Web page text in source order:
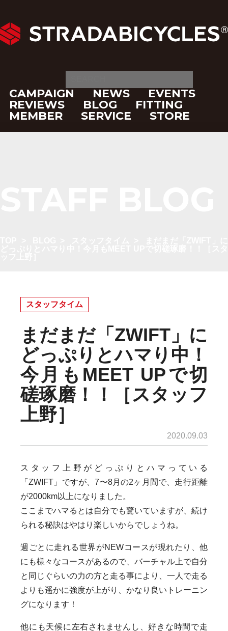
CAMPAIGN NEWS
EVENTS
REVIEWS
BLOG
FITTING
MEMBER
SERVICE STORE
スタッフタイム
まだまだ「ZWIFT」に
どっぷりとハマり中！
今月もMEET UPで切
磋琢磨！！［スタッフ
上野］
2020.09.03
スタッフ上野がどっぷりとハマっている
「ZWIFT」ですが、7〜8月の2ヶ月間で、走行距離
が2000km以上になりました。
ここまでハマるとは自分でも驚いていますが、続け
られる秘訣はやはり楽しいからでしょうね。
週ごとに走れる世界がNEWコースが現れたり、他
にも様々なコースがあるので、バーチャル上で自分
と同じぐらいの力の方と走る事により、一人で走る
よりも遥かに強度が上がり、かなり良いトレーニン
グになります！
他にも天候に左右されませんし、好きな時間で走